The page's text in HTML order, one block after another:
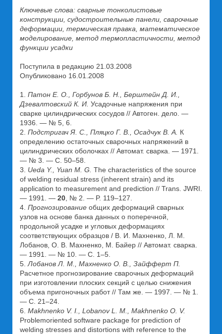
Ключевые слова: сварные тонколистовые
конструкции, судостроительные панели, сварочные
деформации, термическая правка, математическое
моделирование, метод термопластичности, метод
функции усадки
Поступила в редакцию 21.03.2008
Опубликовано 16.01.2008
1. Патон Е. О., Горбунов Б. Н., Берштейн Д. И.,
Дзевалтовский К. И. Усадочные напряжения при
сварке цилиндрических сосудов // Автоген. дело. —
1936. — № 5, 6.
2. Подстригач Я. С., Пляцко Г. В., Осадчук В. А. К
определению остаточных сварочных напряжений в
цилиндрических оболочках // Автомат. сварка. — 1971.
— № 3. — С. 50–58.
3. Ueda Y., Yuan M. G. The characteristics of the source
of welding residual stress (inherent strain) and its
application to measurement and prediction // Trans. JWRI.
— 1991. — 20 , № 2. — P. 119–127.
4. Прогнозирование общих деформаций сварных
узлов на основе банка данных о поперечной,
продольной усадке и угловых деформациях
соответствующих образцов / В. И. Махненко, Л. М.
Лобанов, О. В. Махненко, М. Байер // Автомат. сварка.
— 1991. — № 10. — С. 1–5.
5. Лобанов Л. М., Махненко О. В., Зайфферт П.
Расчетное прогнозирование сварочных деформаций
при изготовлении плоских секций с целью снижения
объема пригоночных работ // Там же. — 1997. — № 1.
— С. 21–24.
6. Makhnenko V. I., Lobanov L. M., Makhnenko O. V.
Problemoriented software package for prediction of
welding stresses and distortions with reference to the